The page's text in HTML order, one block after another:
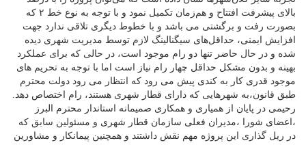
بالای پیشرفت افتتاح و هم‌زمان تکمیل نمود و با توجه به نوع خط ۲ که
بصورت رفت و برگشتی می باشد و با خطوط دیگری تلاقی ندارد جهت
افزایش ایمنی، حداقل‌های سیگنالینگ لازم توسط مدیریت شهری دیده
شده و در حال حاضر تنها دو رام موجود است، در حالی که برای عملکرد
بهینه و بدون مشکل حداقل چهار رام نیاز است اما با توجه به تحریم های
موجود قدری کار به کندی پیش می رود که انتظار می رود دولت محترم
طبق قانون،به شهرهایی که دارای قطار شهری هستند، رام اختصاص دهد.
رحیمی در پایان از همیاری و همکاری صمیمانه استاندار محترم البرز
،اعضای شورا ،مدیران فعلی سازمان قطار شهری و مسئولین سابق که
در ریل گذاری این پروژه مهم نقش داشتند و همچنین پیمانکار و مشاورین